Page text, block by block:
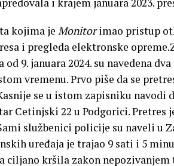
i krajem januara 2023.
kojima je Monitorimao pristup
i pregleda elektronske
9. januara 2024. su navedena
vremenu. Prvo piše da se
se u istom zapisniku navodi
Cetinjski 22 u Podgorici. Pretres
službenici policije su naveli u
uređaja je trajao 9 sati i 5
ciljano kršila zakon nepozivanjem